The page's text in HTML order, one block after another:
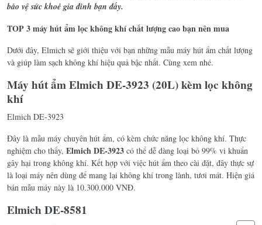
bảo vệ sức khoẻ gia đình bạn đấy.
TOP 3 máy hút ẩm lọc không khí chất lượng cao bạn nên mua
Dưới đây, Elmich sẽ giới thiệu với bạn những mẫu máy hút ẩm chất lượng
và giúp làm sạch không khí hiệu quả bậc nhất. Cùng xem nhé.
Máy hút ẩm Elmich DE-3923 (20L) kèm lọc không
khí
Elmich DE-3923
Đây là mẫu máy chuyên hút ẩm, có kèm chức năng lọc không khí. Thực
nghiệm cho thấy, Elmich DE-3923 có thể dễ dàng loại bỏ 99% vi khuẩn
gây hại trong không khí. Kết hợp với việc hút ẩm theo cài đặt, đây thực sự
là loại máy nên dùng để mang lại không khí trong lành, tươi mát. Hiện giá
bán mẫu máy này là 10.300.000 VNĐ.
Elmich DE-8581